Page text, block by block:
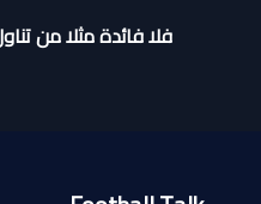
فلا فائدة مثلا من